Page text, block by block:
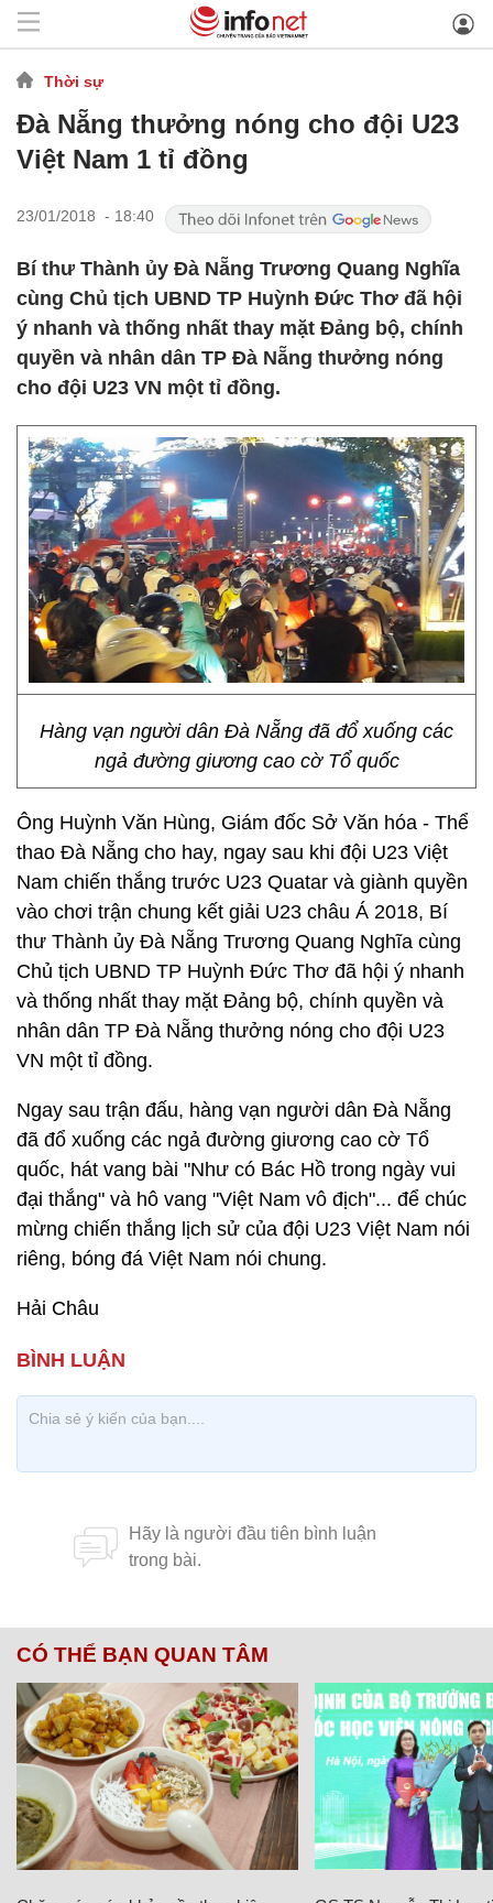
Thời sự
Đà Nẵng thưởng nóng cho đội U23
Việt Nam 1 tỉ đồng
23/01/2018 - 18:40
Bí thư Thành ủy Đà Nẵng Trương Quang Nghĩa
cùng Chủ tịch UBND TP Huỳnh Đức Thơ đã hội
ý nhanh và thống nhất thay mặt Đảng bộ, chính
quyền và nhân dân TP Đà Nẵng thưởng nóng
cho đội U23 VN một tỉ đồng.​
Hàng vạn người dân Đà Nẵng đã đổ xuống các
ngả đường giương cao cờ Tổ quốc
Ông Huỳnh Văn Hùng, Giám đốc Sở Văn hóa - Thể
thao Đà Nẵng cho hay, ngay sau khi đội U23 Việt
Nam chiến thắng trước U23 Quatar và giành quyền
vào chơi trận chung kết giải U23 châu Á 2018, Bí
thư Thành ủy Đà Nẵng Trương Quang Nghĩa cùng
Chủ tịch UBND TP Huỳnh Đức Thơ đã hội ý nhanh
và thống nhất thay mặt Đảng bộ, chính quyền và
nhân dân TP Đà Nẵng thưởng nóng cho đội U23
VN một tỉ đồng.
Ngay sau trận đấu, hàng vạn người dân Đà Nẵng
đã đổ xuống các ngả đường giương cao cờ Tổ
quốc, hát vang bài "Như có Bác Hồ trong ngày vui
đại thắng" và hô vang "Việt Nam vô địch"... để chúc
mừng chiến thắng lịch sử của đội U23 Việt Nam nói
riêng, bóng đá Việt Nam nói chung.
Hải Châu
CÓ THỂ BẠN QUAN TÂM